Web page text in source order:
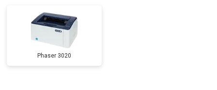
Phaser 3020